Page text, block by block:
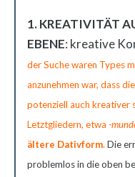
1. KREATIVITÄT
EBENE: kreative
der Suche waren Types
anzunehmen war, dass
potenziell auch kreativer
Letztgliedern, etwa -
ältere Dativform. Die
problemlos in die oben